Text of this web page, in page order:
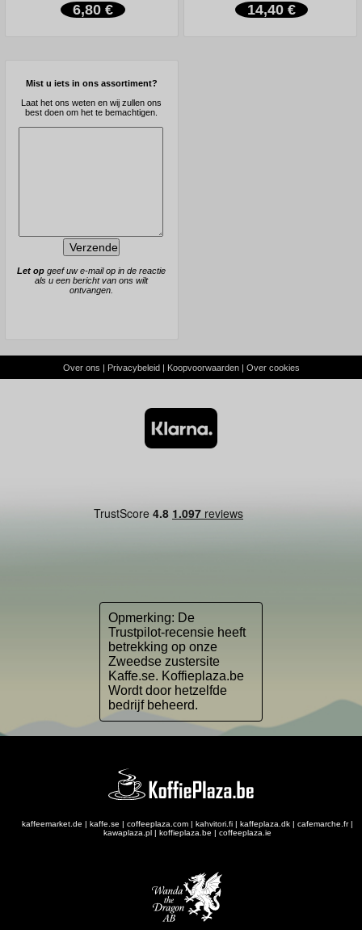
6,80 € 14,40 €
Mist u iets in ons assortiment?
Laat het ons weten en wij zullen ons
best doen om het te bemachtigen.
Let op geef uw e-mail op in de reactie
als u een bericht van ons wilt
ontvangen.
Over ons | Privacybeleid| Koopvoorwaarden| Over cookies
Opmerking: De
Trustpilot-recensie heeft
betrekking op onze
Zweedse zustersite
Kaffe.se. Koffieplaza.be
Wordt door hetzelfde
bedrijf beheerd.
kaffeemarket.de | kaffe.se | coffeeplaza.com| kahvitori.fi| kaffeplaza.dk| cafemarche.fr|
kawaplaza.pl| koffieplaza.be | coffeeplaza.ie